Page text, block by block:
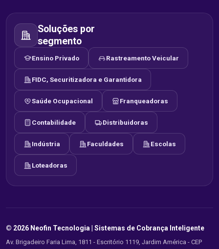
Soluções por
segmento
Ensino Privado Rastreamento Veicular
FIDC, Securitizadora e Garantidora
Saúde Ocupacional Franqueadoras
Contabilidade Distribuidoras
Indústria Faculdades Escolas
Loteadoras
© 2026 Neofin Tecnologia | Sistemas de Cobrança Inteligente
Av. Brigadeiro Faria Lima, 1811 - Escritório 1119, Jardim América - CEP